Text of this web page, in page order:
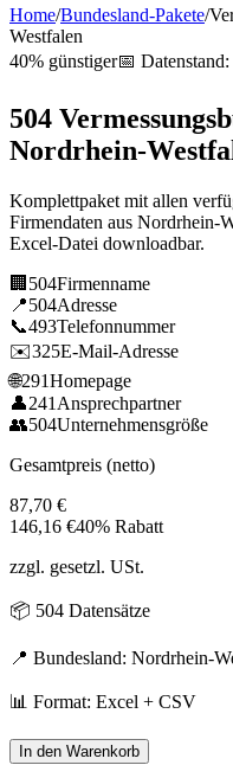
Home/Bundesland-Pakete/
Westfalen
40% günstiger📅 Datenstand:
504
Nordrhein-
Komplettpaket mit allen
Firmendaten aus Nordrhein-
Excel-Datei downloadbar.
🏢 504Firmenname
📍504Adresse
📞493Telefonnummer
✉️325E-Mail-Adresse
🌐291Homepage
👤241 Ansprechpartner
👥504Unternehmensgröße
Gesamtpreis (netto)
87,70 €
146,16 €40% Rabatt
zzgl. gesetzl. USt.
📦 504 Datensätze
📍 Bundesland: Nordrhein-
📊 Format: Excel + CSV
In den Warenkorb